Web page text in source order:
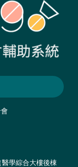
醫學綜合大樓後棟